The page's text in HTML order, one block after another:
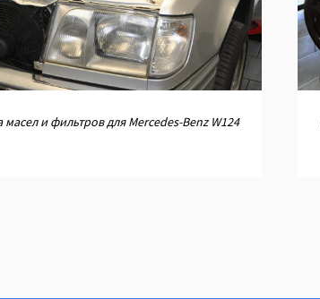
масел и фильтров для Mercedes-Benz W124